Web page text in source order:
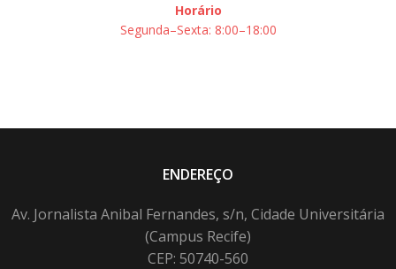
Horário
Segunda–Sexta: 8:00–18:00
ENDEREÇO
Av. Jornalista Anibal Fernandes, s/n, Cidade Universitária
(Campus Recife)
CEP: 50740-560